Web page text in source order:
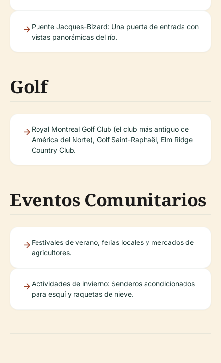
Puente Jacques-Bizard: Una puerta de entrada con
vistas panorámicas del río.
Golf
Royal Montreal Golf Club (el club más antiguo de
América del Norte), Golf Saint-Raphaël, Elm Ridge
Country Club.
Eventos Comunitarios
Festivales de verano, ferias locales y mercados de
agricultores.
Actividades de invierno: Senderos acondicionados
para esquí y raquetas de nieve.